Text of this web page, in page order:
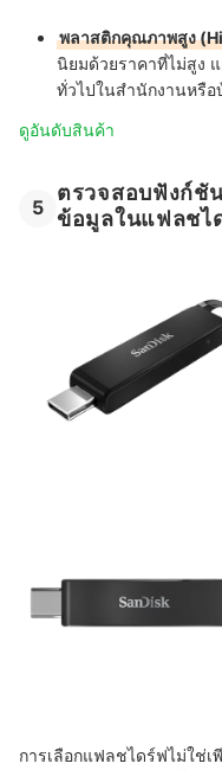
พลาสติกคุณภาพสูง
นิยมด้วยราคาที่ไม่สูง
ทั่วไปในสำนักงานหรื
ดูอันดับสินค้า
5
ตรวจสอบฟังก์ชั
ข้อมูลในแฟลชไ
การเลือกแฟลชไดร์ฟไม่ใช่